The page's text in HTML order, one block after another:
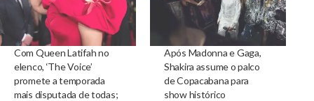
Com Queen Latifah no
elenco, ‘The Voice’
promete a temporada
mais disputada de todas;
Após Madonna e Gaga,
Shakira assume o palco
de Copacabana para
show histórico